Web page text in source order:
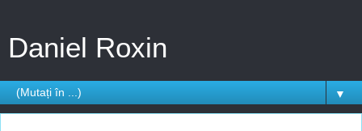
Daniel Roxin
▼